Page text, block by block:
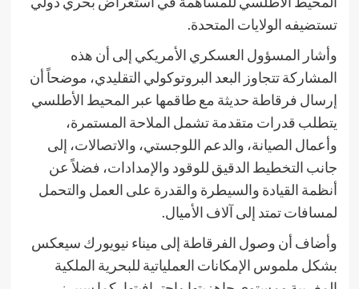
تستضيفه الولايات المتحدة.
وأشار المسؤول العسكري الأمريكي إلى أن هذه
المشاركة تتجاوز البعد البروتوكولي التقليدي، موضحاً أن
إرسال فرقاطة حديثة مع طاقمها عبر المحيط الأطلسي
يتطلب قدرات متقدمة تشمل الملاحة المستمرة،
وأعمال الصيانة، والدعم اللوجستي، والاتصالات، إلى
جانب التخطيط الدقيق للوقود والإمدادات، فضلاً عن
أنظمة القيادة والسيطرة والقدرة على العمل والتحمل
لمسافات تمتد إلى آلاف الأميال.
وأضاف أن وصول الفرقاطة إلى ميناء نيويورك سيعكس
بشكل ملموس الإمكانات العملياتية للبحرية الملكية